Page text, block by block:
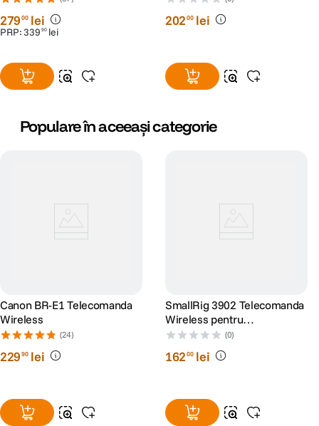
+ 2 Ani RescuePRO Deluxe
27900 lei
PRP:339 90 lei
20200 lei
Populare în aceeași categorie
Canon BR-E1 Telecomanda
Wireless
(24)
22990 lei
SmallRig 3902 Telecomanda
Wireless pentru
Sony/Canon/Nikon
(0)
16200 lei